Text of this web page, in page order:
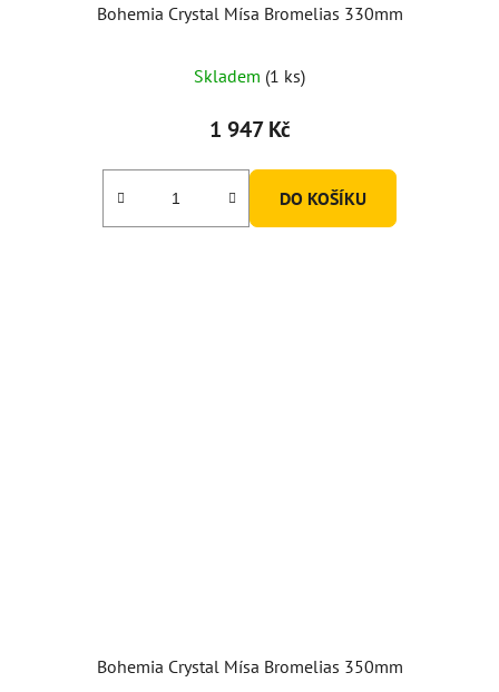
Bohemia Crystal Mísa Bromelias 330mm
Skladem (1 ks)
1 947 Kč
DO KOŠÍKU
Bohemia Crystal Mísa Bromelias 350mm